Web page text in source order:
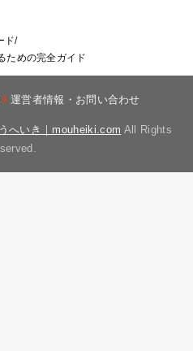
ド
ための完全ガイド
運営者情報・お問い合わせ
へいき｜mouheiki.com All Rights